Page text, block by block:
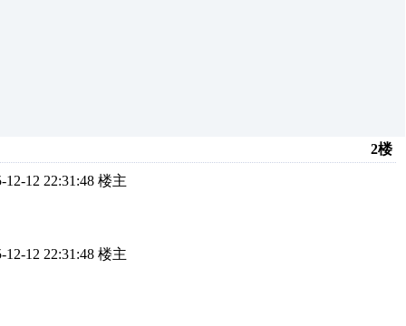
2楼
12 22:31:48 楼主
12 22:31:48 楼主